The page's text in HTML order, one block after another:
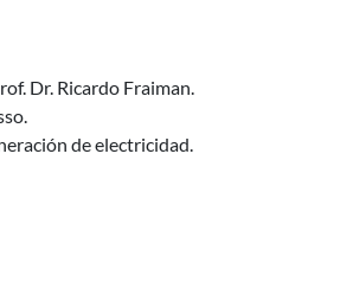
Dr. Ricardo Fraiman.
de electricidad.